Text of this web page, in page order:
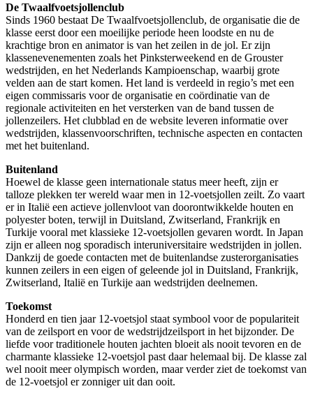
De Twaalfvoetsjollenclub
Sinds 1960 bestaat De Twaalfvoetsjollenclub, de organisatie die de
klasse eerst door een moeilijke periode heen loodste en nu de
krachtige bron en animator is van het zeilen in de jol. Er zijn
klassenevenementen zoals het Pinksterweekend en de Grouster
wedstrijden, en het Nederlands Kampioenschap, waarbij grote
velden aan de start komen. Het land is verdeeld in regio’s met een
eigen commissaris voor de organisatie en coördinatie van de
regionale activiteiten en het versterken van de band tussen de
jollenzeilers. Het clubblad en de website leveren informatie over
wedstrijden, klassenvoorschriften, technische aspecten en contacten
met het buitenland.
Buitenland
Hoewel de klasse geen internationale status meer heeft, zijn er
talloze plekken ter wereld waar men in 12-voetsjollen zeilt. Zo vaart
er in Italië een actieve jollenvloot van doorontwikkelde houten en
polyester boten, terwijl in Duitsland, Zwitserland, Frankrijk en
Turkije vooral met klassieke 12-voetsjollen gevaren wordt. In Japan
zijn er alleen nog sporadisch interuniversitaire wedstrijden in jollen.
Dankzij de goede contacten met de buitenlandse zusterorganisaties
kunnen zeilers in een eigen of geleende jol in Duitsland, Frankrijk,
Zwitserland, Italië en Turkije aan wedstrijden deelnemen.
Toekomst
Honderd en tien jaar 12-voetsjol staat symbool voor de populariteit
van de zeilsport en voor de wedstrijdzeilsport in het bijzonder. De
liefde voor traditionele houten jachten bloeit als nooit tevoren en de
charmante klassieke 12-voetsjol past daar helemaal bij. De klasse zal
wel nooit meer olympisch worden, maar verder ziet de toekomst van
de 12-voetsjol er zonniger uit dan ooit.